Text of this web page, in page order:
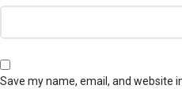
Save my name, email, and website